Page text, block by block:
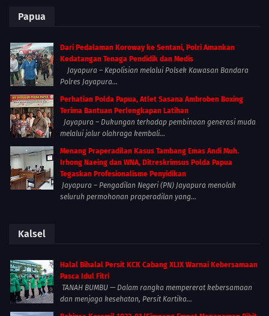
Papua
Dari Pedalaman Koroway ke Sentani, Polri Amankan
Kedatangan Tenaga Pendidik dan Medis
Jayapura – Kepolisian melalui Polsek Kawasan Bandara
Polres Jayapura...
Perhatian Polda Papua, Atlet Sasana Ambroben Boxing
Terima Bantuan Perlengkapan Latihan
Jayapura – Dukungan terhadap pembinaan generasi muda
melalui jalur olahraga kembali...
Menang Praperadilan Kasus Tambang Emas Andi Muh.
Irhong Naeing dan WNA, Ditreskrimsus Polda Papua
Tegaskan Profesionalisme Penyidikan
Jayapura – Pengadilan Negeri (PN) Jayapura menolak
seluruh permohonan praperadilan yang...
Kalsel
Halal Bihalal Persit KCK Cabang XLIX Warnai Kebersamaan
Pasca Idul Fitri
TANAH BUMBU — Dalam rangka mempererat kebersamaan
dan menjaga kesehatan, Persit Kartika...